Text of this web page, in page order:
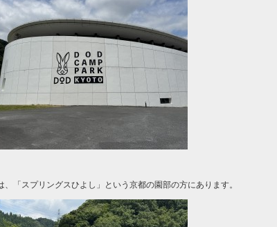
、「スプリングスひよし」という京都の園部の方にあります。